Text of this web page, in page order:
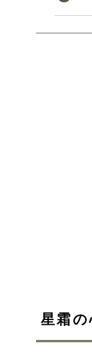
星霜の